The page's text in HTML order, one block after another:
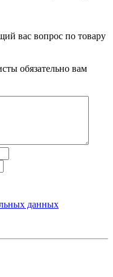
вас вопрос по товару
обязательно вам
данных